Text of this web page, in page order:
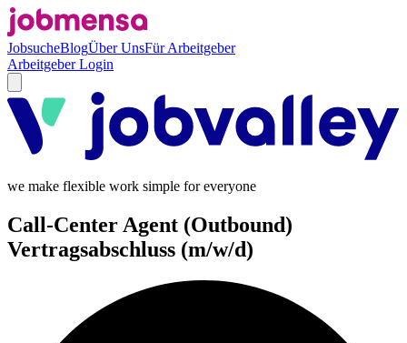
JobsucheBlogÜber UnsFür Arbeitgeber
Arbeitgeber Login
we make flexible work simple for everyone
Call-Center Agent (Outbound)
Vertragsabschluss (m/w/d)